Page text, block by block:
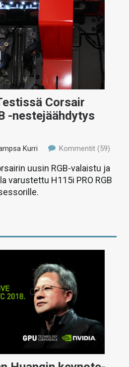
Corsair
-nestejäähdytys
Kurri Kommentit (59)
uusin RGB-valaistu ja
varustettu H115i PRO RGB